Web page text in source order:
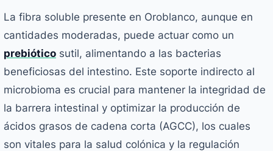
La fibra soluble presente en Oroblanco, aunque en
cantidades moderadas, puede actuar como un
prebiótico sutil, alimentando a las bacterias
beneficiosas del intestino. Este soporte indirecto al
microbioma es crucial para mantener la integridad de
la barrera intestinal y optimizar la producción de
ácidos grasos de cadena corta (AGCC), los cuales
son vitales para la salud colónica y la regulación